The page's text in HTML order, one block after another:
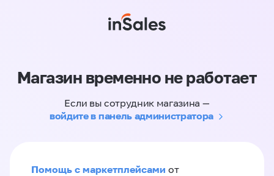
Магазин временно не работает
Если вы сотрудник магазина —
войдите в панель администратора
Помощь с маркетплейсами от